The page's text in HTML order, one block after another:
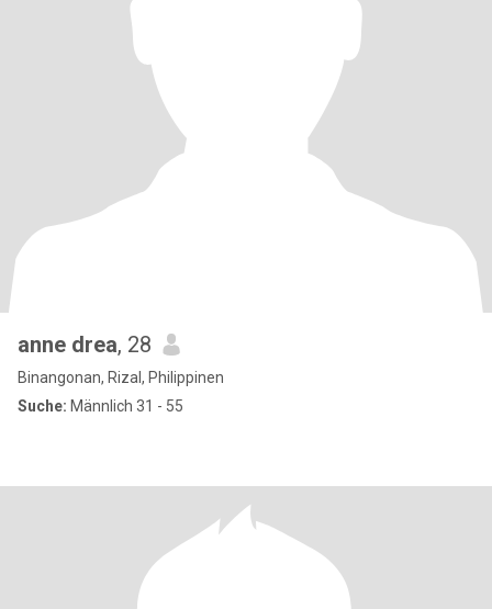
anne drea, 28
Binangonan, Rizal, Philippinen
Suche: Männlich 31 - 55